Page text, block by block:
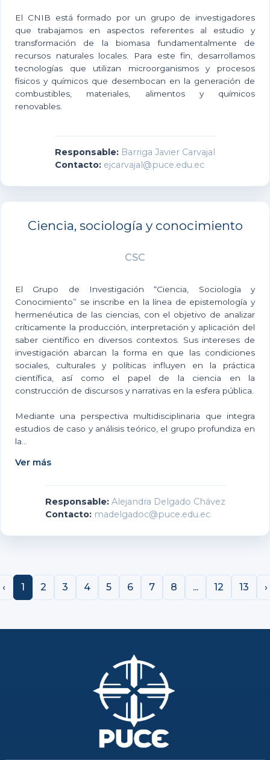
El CNIB está formado por un grupo de investigadores
que trabajamos en aspectos referentes al estudio y
transformación de la biomasa fundamentalmente de
recursos naturales locales. Para este fin, desarrollamos
tecnologías que utilizan microorganismos y procesos
físicos y químicos que desembocan en la generación de
combustibles, materiales, alimentos y químicos
renovables.
Responsable: Barriga Javier Carvajal
Contacto: ejcarvajal@puce.edu.ec
Ciencia, sociología y conocimiento
CSC
El Grupo de Investigación “Ciencia, Sociología y
Conocimiento” se inscribe en la línea de epistemología y
hermenéutica de las ciencias, con el objetivo de analizar
críticamente la producción, interpretación y aplicación del
saber científico en diversos contextos. Sus intereses de
investigación abarcan la forma en que las condiciones
sociales, culturales y políticas influyen en la práctica
científica, así como el papel de la ciencia en la
construcción de discursos y narrativas en la esfera pública.
Mediante una perspectiva multidisciplinaria que integra
estudios de caso y análisis teórico, el grupo profundiza en
la...
Ver más
Responsable:Alejandra Delgado Chávez
Contacto:madelgadoc@puce.edu.ec
‹ 1 2 3 4 5 6 7 8 ... 12 13 ›